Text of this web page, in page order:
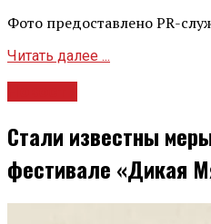
Фото предоставлено PR-
Читать далее ...
Стали известны
фестивале «Дикая